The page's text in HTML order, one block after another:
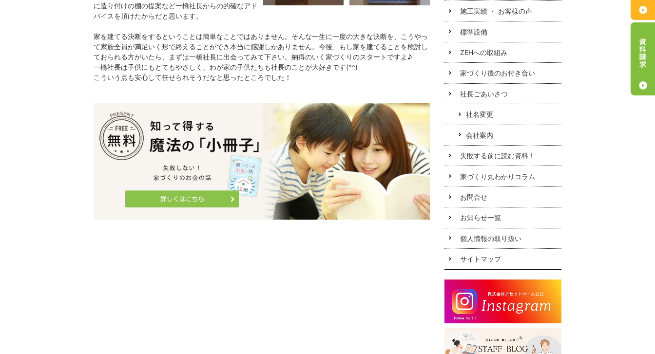
に造り付けの棚の提案など一橋社長からの的確なアド
バイスを頂けたからだと思います。
家を建てる決断をするということは簡単なことではありません。そんな一生に一度の大きな決断を、こうやっ
て家族全員が満足いく形で終えることができ本当に感謝しかありません。今後、もし家を建てることを検討し
ておられる方がいたら、まずは一橋社長に出会ってみて下さい。納得のいく家づくりのスタートですよ♪
一橋社長は子供にもとてもやさしく、わが家の子供たちも社長のことが大好きです(^^)
こういう点も安心して任せられそうだなと思ったところでした！
施工実績 ・ お客様の声
標準設備
ZEHへの取組み
家づくり後のお付き合い
社長ごあいさつ
社名変更
会社案内
失敗する前に読む資料！
家づくり丸わかりコラム
お問合せ
お知らせ一覧
個人情報の取り扱い
サイトマップ